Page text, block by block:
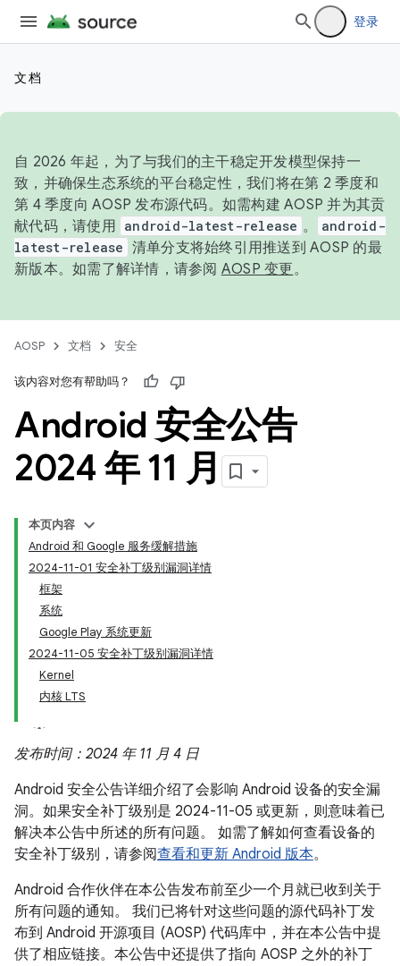
登录
文档
自 2026 年起，为了与我们的主干稳定开发模型保持一
致，并确保生态系统的平台稳定性，我们将在第 2 季度和
第 4 季度向 AOSP 发布源代码。如需构建 AOSP 并为其贡
献代码，请使用 android-latest-release 。
android-
latest-release 清单分支将始终引用推送到 AOSP 的最
新版本。如需了解详情，请参阅 AOSP 变更。
AOSP 文档 安全
该内容对您有帮助吗？
Android 安全公告
2024 年 11 月
本页内容
Android 和 Google 服务缓解措施
2024-11-01 安全补丁级别漏洞详情
框架
系统
Google Play 系统更新
2024-11-05 安全补丁级别漏洞详情
Kernel
内核 LTS
发布时间：2024 年 11 月 4 日
Android 安全公告详细介绍了会影响 Android 设备的安全漏
洞。如果安全补丁级别是 2024-11-05 或更新，则意味着已
解决本公告中所述的所有问题。 如需了解如何查看设备的
安全补丁级别，请参阅查看和更新 Android 版本。
Android 合作伙伴在本公告发布前至少一个月就已收到关于
所有问题的通知。 我们已将针对这些问题的源代码补丁发
布到 Android 开源项目 (AOSP) 代码库中，并在本公告中提
供了相应链接。本公告中还提供了指向 AOSP 之外的补丁